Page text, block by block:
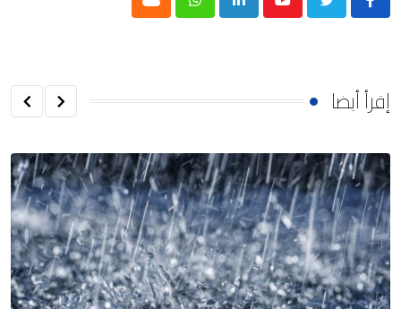
Youtube
LinkedIn
Whatsapp
Cloud
إقرأ أيضا